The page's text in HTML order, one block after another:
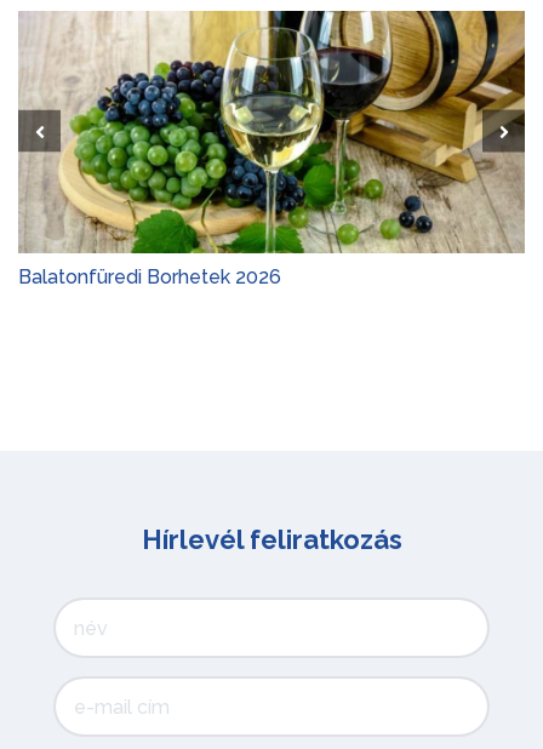
Balatonfüredi Borhetek 2026
Hírlevél feliratkozás